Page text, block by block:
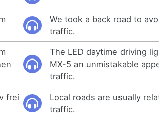
We took a back road to
traffic.
The LED daytime driving
MX-5 an unmistakable
traffic.
frei
Local roads are usually
traffic.